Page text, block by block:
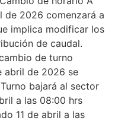
de 2026 comenzará a
implica modificar los
de caudal.
de turno
abril de 2026 se
bajará al sector
a las 08:00 hrs
11 de abril a las